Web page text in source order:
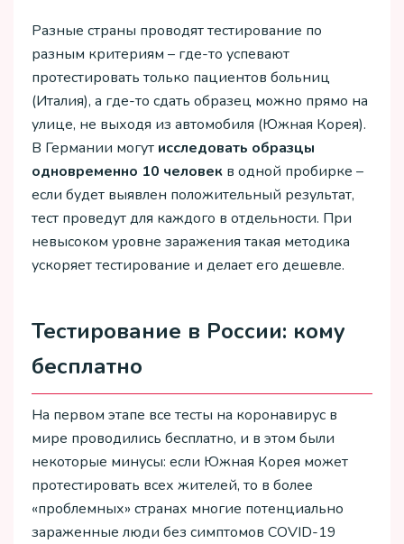
Разные страны проводят тестирование по
разным критериям – где-то успевают
протестировать только пациентов больниц
(Италия), а где-то сдать образец можно прямо на
улице, не выходя из автомобиля (Южная Корея).
В Германии могут исследовать образцы
одновременно 10 человек в одной пробирке –
если будет выявлен положительный результат,
тест проведут для каждого в отдельности. При
невысоком уровне заражения такая методика
ускоряет тестирование и делает его дешевле.
Тестирование в России: кому
бесплатно
На первом этапе все тесты на коронавирус в
мире проводились бесплатно, и в этом были
некоторые минусы: если Южная Корея может
протестировать всех жителей, то в более
«проблемных» странах многие потенциально
зараженные люди без симптомов COVID-19